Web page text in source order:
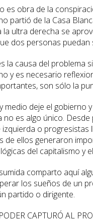
es obra de la
partió de la Casa
la ultra derecha se
dos personas puedan
la causa del problema
y es necesario
son sólo la
medio deje el gobierno
no es algo único.
o
de ellos generaron
del capitalismo y
comparto aquí
los sueños de un
partido o dirigente.
CAPTURÓ AL